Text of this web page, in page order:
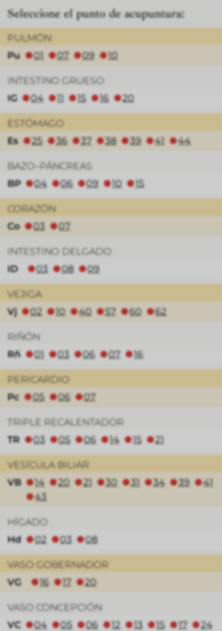
Seleccione el punto de acupuntura:
PULMÓN
Pu
⬤01 ⬤07 ⬤09 ⬤10
INTESTINO GRUESO
IG
⬤04 ⬤11 ⬤15 ⬤16 ⬤20
ESTÓMAGO
Es
⬤25 ⬤36 ⬤37 ⬤38 ⬤39 ⬤41 ⬤44
BAZO–PÁNCREAS
BP
⬤04 ⬤06 ⬤09 ⬤10 ⬤15
CORAZÓN
Co
⬤03 ⬤07
INTESTINO DELGADO
ID
⬤03 ⬤08 ⬤09
VEJIGA
Vj
⬤02 ⬤10 ⬤40 ⬤57 ⬤60 ⬤62
RIÑÓN
Rñ
⬤01 ⬤03 ⬤06 ⬤07 ⬤16
PERICARDIO
Pc
⬤05 ⬤06 ⬤07
TRIPLE RECALENTADOR
TR
⬤03 ⬤05 ⬤06 ⬤14 ⬤15 ⬤21
VESÍCULA BILIAR
VB
⬤14 ⬤20 ⬤21 ⬤30 ⬤31 ⬤34 ⬤39 ⬤41
⬤43
HÍGADO
Hd
⬤02 ⬤03 ⬤08
VASO GOBERNADOR
VG
⬤16 ⬤17 ⬤20
VASO CONCEPCIÓN
VC
⬤04 ⬤05 ⬤06 ⬤12 ⬤13 ⬤15 ⬤17 ⬤24